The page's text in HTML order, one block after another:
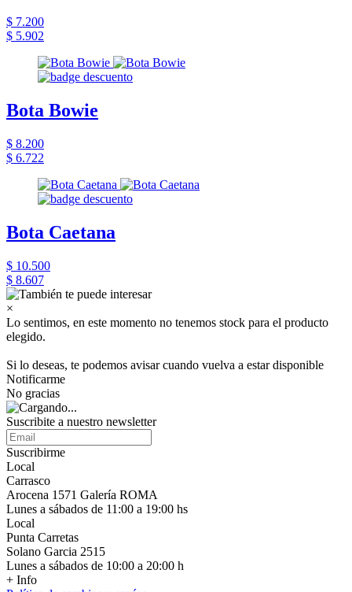
$ 7.200
$ 5.902
Bota Bowie
$ 8.200
$ 6.722
Bota Caetana
$ 10.500
$ 8.607
×
Lo sentimos, en este momento no tenemos stock para el producto
elegido.
Si lo deseas, te podemos avisar cuando vuelva a estar disponible
Notificarme
No gracias
Suscribite a nuestro newsletter
Suscribirme
Local
Carrasco
Arocena 1571 Galería ROMA
Lunes a sábados de 11:00 a 19:00 hs
Local
Punta Carretas
Solano Garcia 2515
Lunes a sábados de 10:00 a 20:00 h
+ Info